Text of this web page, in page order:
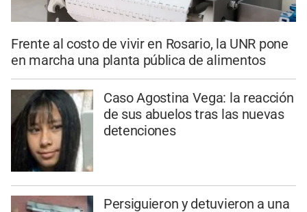
Frente al costo de vivir en Rosario, la UNR pone
en marcha una planta pública de alimentos
Caso Agostina Vega: la reacción
de sus abuelos tras las nuevas
detenciones
Persiguieron y detuvieron a una